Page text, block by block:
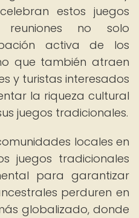
estos juegos
reuniones no solo
activa de los
que también atraen
y turistas interesados
la riqueza cultural
juegos tradicionales.
locales en
juegos tradicionales
para garantizar
perduren en
globalizado, donde